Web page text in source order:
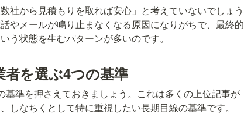
社から見積もりを取れば安心」と考えていないでしょう
やメールが鳴り止まなくなる原因になりがちで、最終的
う状態を生むパターンが多いのです。
を選ぶ4つの基準
準を押さえておきましょう。これは多くの上位記事が
しなちくとして特に重視したい長期目線の基準です。